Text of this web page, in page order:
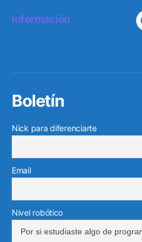
Información
Boletín
Nick para diferenciarte
Email
Nivel robótico